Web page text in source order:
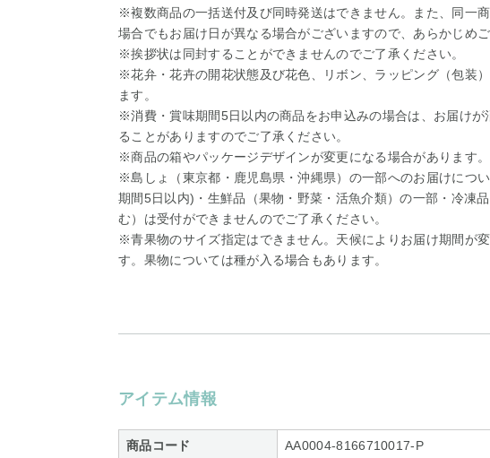
※複数商品の一括送付及び同時発送はできません。また、同一
場合でもお届け日が異なる場合がございますので、あらかじめご
※挨拶状は同封することができませんのでご了承ください。
※花弁・花卉の開花状態及び花色、リボン、ラッピング（包装
ます。
※消費・賞味期間5日以内の商品をお申込みの場合は、お届けが
ることがありますのでご了承ください。
※商品の箱やパッケージデザインが変更になる場合があります。
※島しょ（東京都・鹿児島県・沖縄県）の一部へのお届けにつ
期間5日以内)・生鮮品（果物・野菜・活魚介類）の一部・冷凍
む）は受付ができませんのでご了承ください。
※青果物のサイズ指定はできません。天候によりお届け期間が
す。果物については種が入る場合もあります。
アイテム情報
商品コード AA0004-8166710017-P